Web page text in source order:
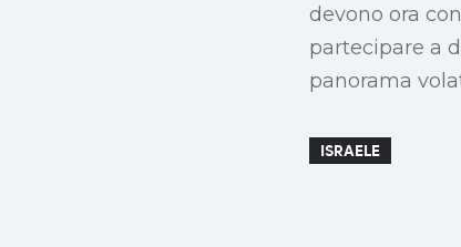
devono ora
partecipare a
panorama
ISRAELE